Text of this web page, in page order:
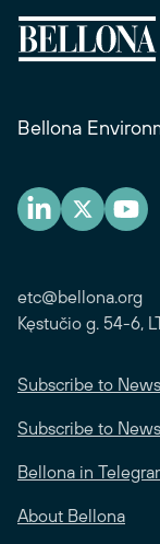
Bellona
etc@bellona.org
Kęstučio g. 54-6,
Subscribe to
Subscribe to
Bellona in
About Bellona